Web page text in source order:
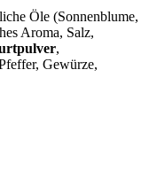
Öle (Sonnenblume,
Aroma, Salz,
,
Gewürze,